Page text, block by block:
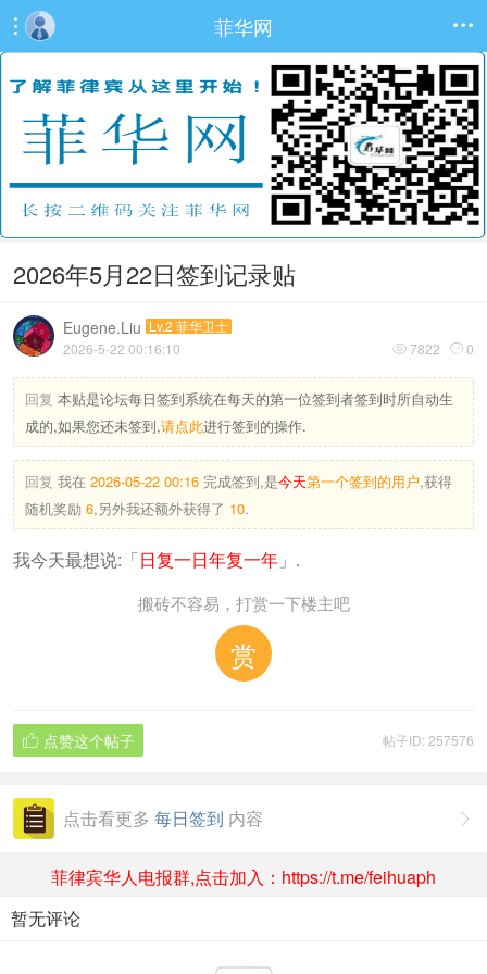
 菲华网 
2026年5月22日签到记录贴
Eugene.Liu Lv.2 菲华卫士
 7822  0
2026-5-22 00:16:10
回复 本贴是论坛每日签到系统在每天的第一位签到者签到时所自动生
成的,如果您还未签到,请点此进行签到的操作.
回复 我在 2026-05-22 00:16 完成签到,是今天第一个签到的用户,获得
随机奖励 6,另外我还额外获得了 10.
我今天最想说:「日复一日年复一年 」.
搬砖不容易，打赏一下楼主吧
赏
帖子ID: 257576
 点赞这个帖子

点击看更多 每日签到 内容
菲律宾华人电报群,点击加入：https://t.me/feihuaph
暂无评论